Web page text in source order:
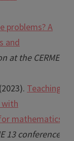
problems? A
and
at the CERME
Teaching
with
mathematics
13 conference